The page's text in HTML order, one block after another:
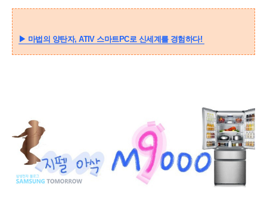
▶ 마법의 양탄자, ATIV 스마트PC로 신세계를 경험하다!